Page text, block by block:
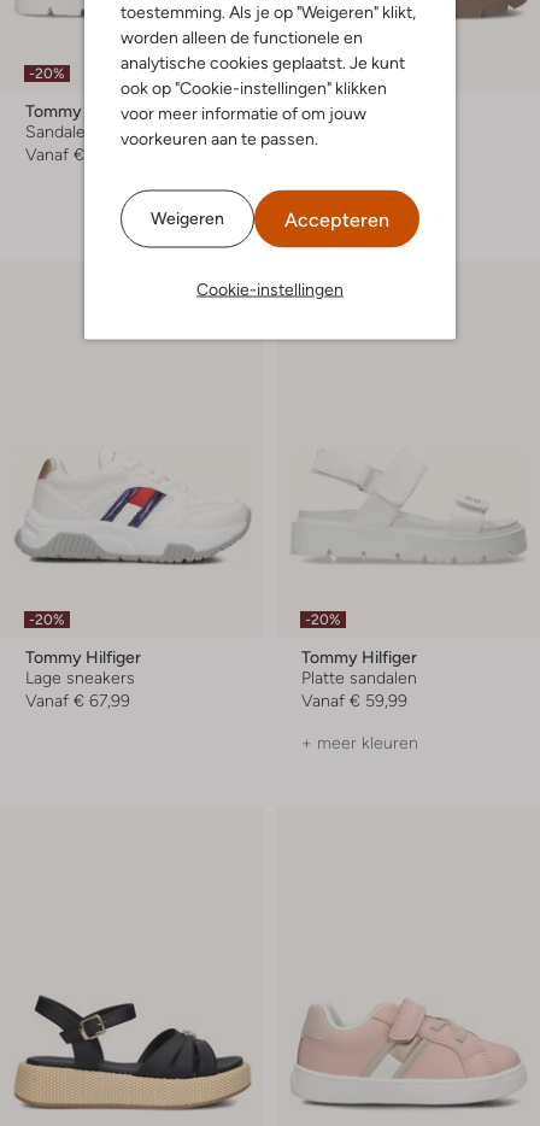
toestemming. Als je op "Weigeren" klikt,
worden alleen de functionele en
analytische cookies geplaatst. Je kunt
ook op "Cookie-instellingen" klikken
voor meer informatie of om jouw
voorkeuren aan te passen.
Weigeren Accepteren
Cookie-instellingen
-20%
Tommy Hilfiger
Sandalen met hak
Vanaf € 59,99
Tommy Hilfiger
Platte sandalen
+ meer kleuren
-20%
Tommy Hilfiger
Lage sneakers
Vanaf € 67,99
-20%
Tommy Hilfiger
Platte sandalen
Vanaf € 59,99
+ meer kleuren